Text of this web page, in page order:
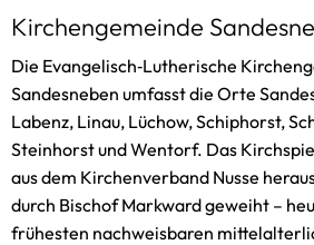
Spielothek
Schwimmbad
Freiwillige
Kirchengemeinde
Die Evangelisch‑Lutherische
Sandesneben umfasst die Orte
Labenz, Linau, Lüchow, Schiphorst,
Steinhorst und Wentorf. Das
aus dem Kirchenverband Nusse
durch Bischof Markward geweiht –
frühesten nachweisbaren